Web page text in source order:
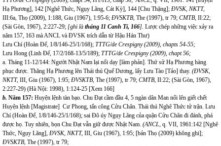
Hạ Phương], 142 [Nghê Thức, Ngụy Lãng, Cát Kỳ], 144 [Chu Thặng]; ĐVSK, NKTT,
III:6a, Thọ (2009), 1:188, Giu (1967), 1:95-6; ĐVSKTB, The (1997), tr 79; CMTB, II:22;
(Sài Gòn, 1967), 2:227-29; [ghi là tháng 11 Canh Tí, 166]. Lược chép những việc xảy ra
năm 157, 163 mà ANCL và ĐVSK trích dẫn từ Hậu Hán Thư)
Lưu Chí (Hoàn Đế, 1/8/146-25/1/168); TTTG/de Crespigny (2009), chapts 54-55;
Lưu Hong (Linh Đế, 17/2/168-13/5/189); TTTG/de Crespigny (2009), chapt 56;
a. Tháng 11-12/144: Người Nhật Nam lại nổi dạy [làm phản]. Thứ sử Hạ Phương hàng
phục được. Thăng Hạ Phương lên Thái thú Quế Dương, lấy Lưu Tào [Tảo] thay. (ĐVSK,
NKTT, III, Giu (1967), 1:95; ĐVSKTB, The (1997), tr 79; CMTB, II:22; (Sài Gòn, 1967),
2:227-29) (Hà Nội: 1998), 1:124-25 [Xem 166]
b. Năm 157: Huyện lệnh tàn bạo. Chu Đạt cầm đầu 4, 5 ngàn dân Man nổi lên giết chết
Huyện lệnh [Magistrate] Cư Phong, tấn công Cửu Chân. Thái thú Nghê Thức tử trận. Lưu
Chí (Hoàn Đế, 1/8/146-25/1/168); sai Đô úy Ngụy Lãng của quận Cửu Chân đi đánh, phá
được họ. Tuy nhiên, bọn Chu Đạt vẫn giữ được Nhật Nam. (ANCL, q. VII, 1961:142 [Nghê
Thức, Ngụy Lãng], ĐVSK, NKTT, III, Giu (1967), 1:95; [bản Thọ (2009) không ghi];
ĐVSKTB, The (1997), tr 79;